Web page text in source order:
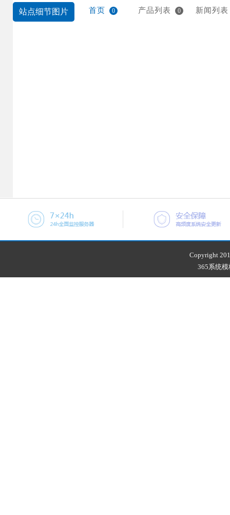
站点细节图片 首页 0 产品列表 0 新闻列表
Copyright
365系统